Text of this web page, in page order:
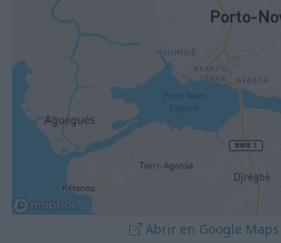
Abrir en Google Maps